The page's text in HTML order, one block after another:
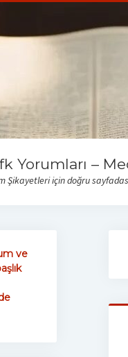
Yorumları –
Şikayetleri için doğru
ve